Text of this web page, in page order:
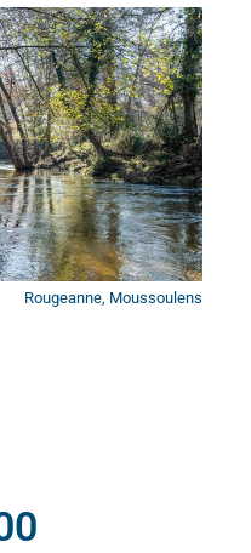
Rougeanne, Moussoulens